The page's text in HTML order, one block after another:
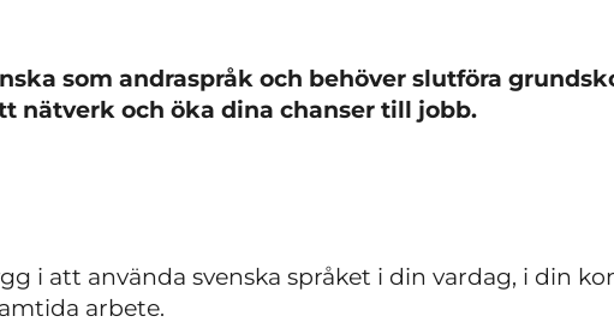
som andraspråk och behöver slutföra
nätverk och öka dina chanser till jobb.
i att använda svenska språket i din vardag, i din
arbete.